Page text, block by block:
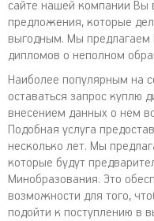
сайте нашей компании Вы
предложения, которые
выгодным. Мы предлагаем
дипломов о неполном
Наиболее популярным на
оставаться запрос куплю
внесением данных о нем
Подобная услуга
несколько лет. Мы
которые будут
Минобразования. Это
возможности для того,
подойти к поступлению в